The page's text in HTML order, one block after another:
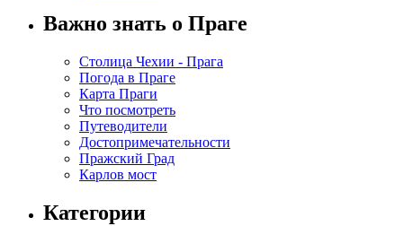
Важно знать о Праге
Столица Чехии - Прага
Погода в Праге
Карта Праги
Что посмотреть
Путеводители
Достопримечательности
Пражский Град
Карлов мост
Категории